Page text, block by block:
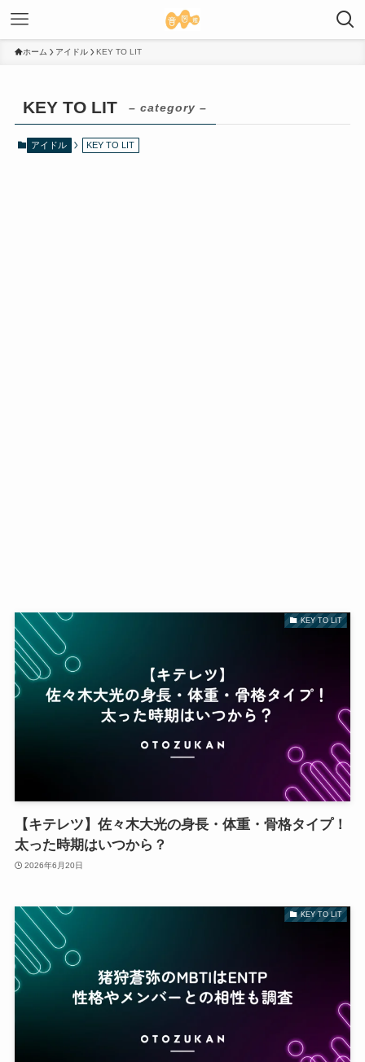
ホーム アイドル KEY TO LIT
KEY TO LIT – category –
アイドル KEY TO LIT
KEY TO LIT
【キテレツ】佐々木大光の身長・体重・骨格タイプ！
太った時期はいつから？
2026年6月20日
KEY TO LIT